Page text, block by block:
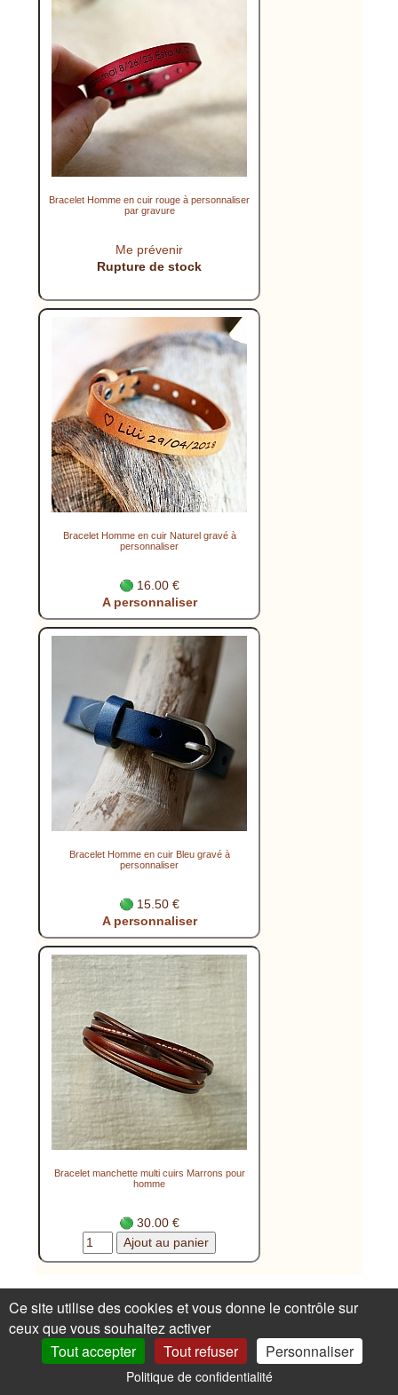
Bracelet Homme en cuir rouge à personnaliser
par gravure
Me prévenir
Rupture de stock
Bracelet Homme en cuir Naturel gravé à
personnaliser
16.00 €
A personnaliser
Bracelet Homme en cuir Bleu gravé à
personnaliser
15.50 €
A personnaliser
Bracelet manchette multi cuirs Marrons pour
homme
30.00 €
FAQ (Livraison & Retours)
Revendeurs &
détaillants
A propos
Le Blog de
Cristalizade
Zoom sur les cuirs
Fermoirs
Confidentialité
1ère commande ?
Ce site utilise des cookies et vous donne le contrôle sur
ceux que vous souhaitez activer
Tout accepter
Tout refuser Personnaliser
Politique de confidentialité